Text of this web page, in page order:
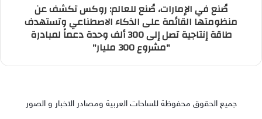
صُنع في الإمارات، صُنع للعالم: روكس تكشف عن
منظومتها القائمة على الذكاء الاصطناعي وتستهدف
طاقة إنتاجية تصل إلى 300 ألف وحدة دعماً لمبادرة
"مشروع 300 مليار"
جميع الحقوق محفوظة للساحات العربية ومصادر الاخبار و الصور